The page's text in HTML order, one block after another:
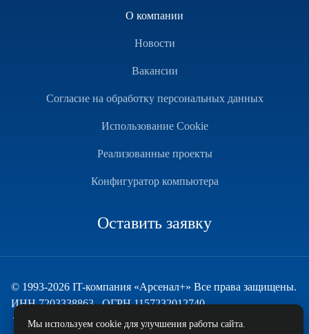
О компании
Новости
Вакансии
Согласие на обработку персональных данных
Использование Cookie
Реализованные проекты
Конфигуратор компьютера
Оставить заявку
© 1993-2026 IT-компания «Арсенал+» Все права защищены.
ИНН 7203338863 , ОГРН 1157232012740
Техническая поддержка
Мы используем cookie для улучшения работы сайта.